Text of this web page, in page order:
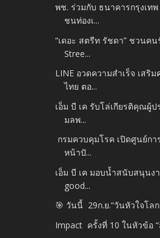
พช. ร่วมกับ ธนาคารกรุงเท
ชนท่องเ...
“เดอะ สตรีท รัชดา” ชวนค
Stree...
LINE อวดความสำเร็จ เสริม
ไทย ตอ...
เอ็ม บี เค รับโล่เกียรติคุณผู้
มลพ...
กรมควบคุมโรค เปิดศูนย์ก
หน้าปั...
เอ็ม บี เค มอบน้ำสนับสนุนง
good...
🎯 วันนี้ 29ก.ย.​“วันหัวใจโลก
Impact ครั้งที่ 10 ในหัวข้อ